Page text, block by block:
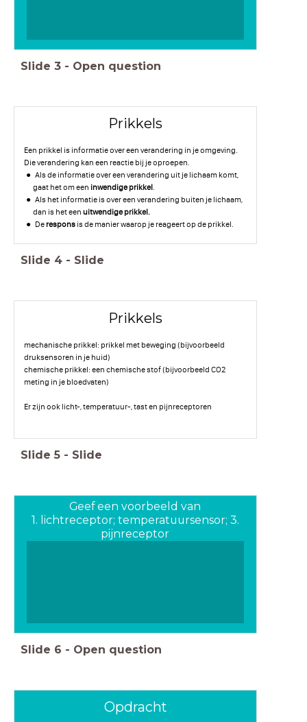
Slide 3 - Open question
Prikkels
Een prikkel is informatie over een verandering in je omgeving.
Die verandering kan een reactie bij je oproepen.
Als de informatie over een verandering uit je lichaam komt,
gaat het om een inwendige prikkel.
Als het informatie is over een verandering buiten je lichaam,
dan is het een uitwendige prikkel.
De respons is de manier waarop je reageert op de prikkel.
Slide 4 - Slide
Prikkels
mechanische prikkel: prikkel met beweging (bijvoorbeeld
druksensoren in je huid)
chemische prikkel: een chemische stof (bijvoorbeeld CO2
meting in je bloedvaten)
Er zijn ook licht-, temperatuur-, tast en pijnreceptoren
Slide 5 - Slide
Geef een voorbeeld van
1. lichtreceptor; temperatuursensor; 3.
pijnreceptor
Slide 6 - Open question
Opdracht